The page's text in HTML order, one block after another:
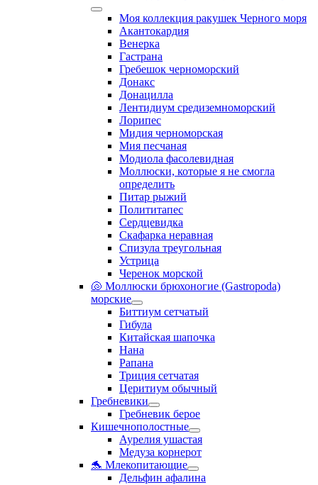
Моя коллекция ракушек Черного моря
Акантокардия
Венерка
Гастрана
Гребешок черноморский
Донакс
Донацилла
Лентидиум средиземноморский
Лорипес
Мидия черноморская
Мия песчаная
Модиола фасолевидная
Моллюски, которые я не смогла
определить
Питар рыжий
Полититапес
Сердцевидка
Скафарка неравная
Спизула треугольная
Устрица
Черенок морской
🐚 Моллюски брюхоногие (Gastropoda)
морские
Биттиум сетчатый
Гибула
Китайская шапочка
Нана
Рапана
Триция сетчатая
Церитиум обычный
Гребневики
Гребневик берое
Кишечнополостные
Аурелия ушастая
Медуза корнерот
🐬 Млекопитающие
Дельфин афалина